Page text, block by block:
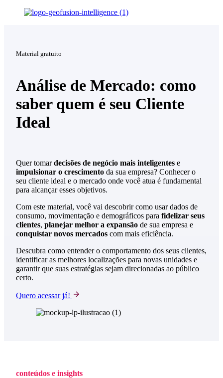
Material gratuito
Análise de Mercado: como
saber quem é seu Cliente
Ideal
Quer tomardecisões de negócio mais inteligentes e
impulsionar o crescimento da sua empresa? Conhecer o
seu cliente ideal e o mercado onde você atua é fundamental
para alcançar esses objetivos.
Com este material, você vai descobrir como usar dados de
consumo, movimentação e demográficos para fidelizar seus
clientes, planejar melhor a expansão de sua empresa e
conquistar novos mercados com mais eficiência.
Descubra como entender o comportamento dos seus clientes,
identificar as melhores localizações para novas unidades e
garantir que suas estratégias sejam direcionadas ao público
certo.
Quero acessar já!
conteúdos e insights